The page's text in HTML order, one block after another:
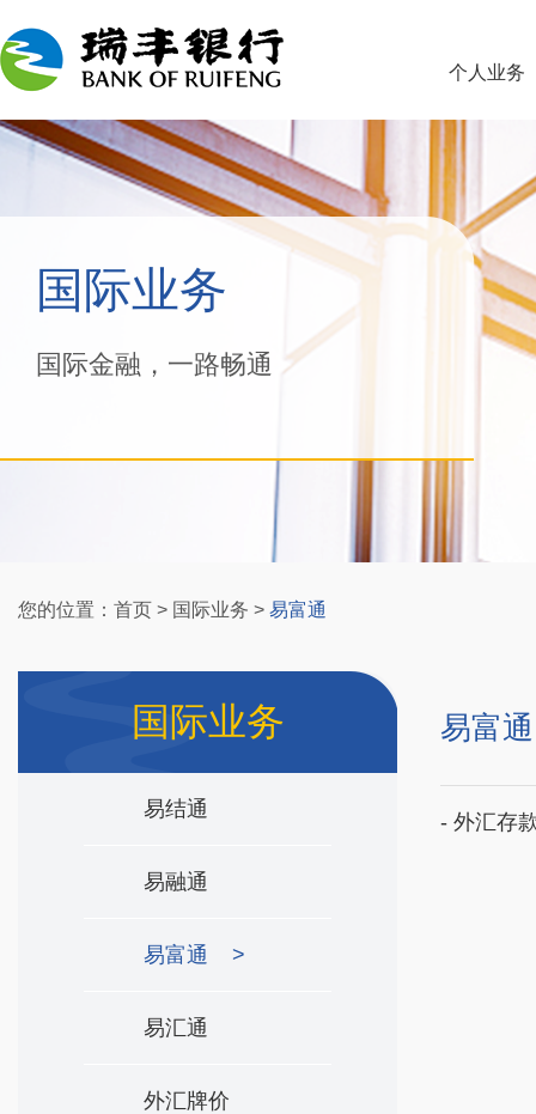
个人业务
国际业务
国际金融，一路畅通
您的位置： 首页 > 国际业务 > 易富通
国际业务
易结通
易融通
易富通 >
易汇通
外汇牌价
易富通
- 外汇存